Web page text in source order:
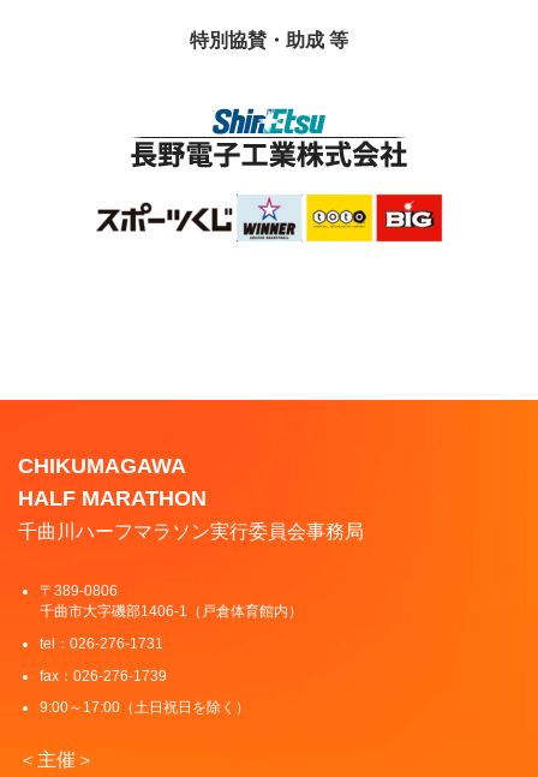
特別協賛・助成 等
CHIKUMAGAWA
HALF MARATHON
千曲川ハーフマラソン実行委員会事務局
〒389-0806
千曲市大字磯部1406-1（戸倉体育館内）
tel：026-276-1731
fax：026-276-1739
9:00～17:00（土日祝日を除く）
＜主催＞